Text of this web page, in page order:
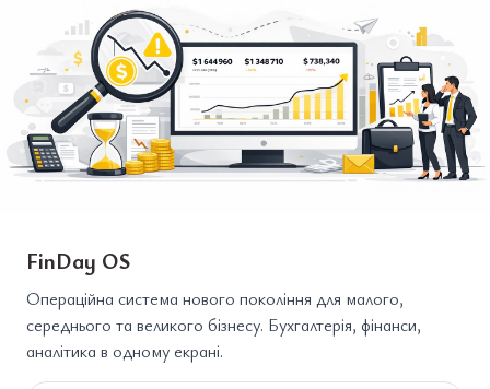
FinDay OS
Операційна система нового покоління для малого,
середнього та великого бізнесу. Бухгалтерія, фінанси,
аналітика в одному екрані.